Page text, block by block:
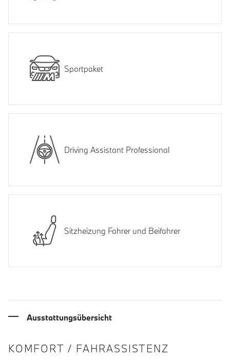
Sportpaket
Driving Assistant Professional
Sitzheizung Fahrer und Beifahrer
Ausstattungsübersicht
INFORMATIONEN ÜBER DIE
KOMFORT / FAHRASSISTENZ